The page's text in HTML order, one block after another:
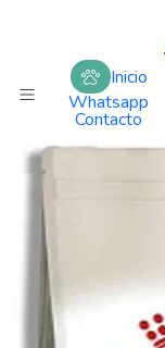
Inicio
Whatsapp
Contacto
Alimentos